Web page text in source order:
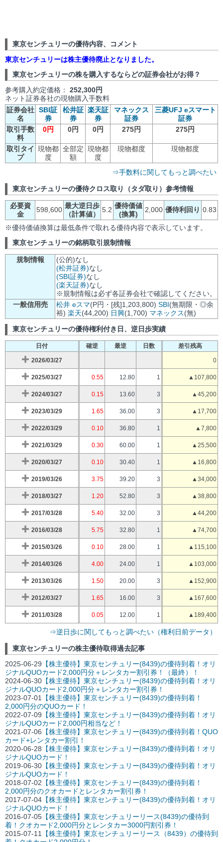
東京センチュリーの優待内容、コメント
東京センチュリーは株主優待廃止となりました。
東京センチュリーの株を購入するならどの証券会社がお得？
参考購入約定価格： 252,300円
ネット証券各社の現物購入手数料
証券会社
名
SBI証
券
松井証
券
楽天証
券
マネックス
証券
三菱UFJ eスマート
証券
取引手数
料
0円 0円 0円 275円 275円
取引タイ
プ
現物都
度
全部定
額
現物都
度
現物都度 現物都度
⇒手数料に関してもっと調べたい
東京センチュリーの優待クロス取り（タダ取り）参考情報
必要資
金
598,600 最大逆日歩
（計算値）
5.2 優待価値
(換算)
2,000 優待利回り 0.83
※優待価値換算は最低条件で取れる優待内容で表示しています。
東京センチュリーの銘柄取引規制情報
規制情報
(公的)なし
(松井証券)なし
(SBI証券)なし
(楽天証券)なし
※規制情報は必ず各証券会社で確認してください。
一般信用売
松井 eスマ(P円・[残]1,203,800) SBI(無期限・◎余
裕) 楽天(44,200) 日興(1,700) マネックス(無)
東京センチュリーの優待権利付き日、逆日歩実績
日付 確逆 最逆 日数 差引残高
2026/03/27 0
2025/03/27 0.55 12.80 1 ▲107,800
2024/03/27 0.15 13.60 3 ▲45,200
2023/03/29 1.65 36.00 3 ▲17,700
2022/03/29 0.10 36.80 1 ▲7,800
2021/03/29 0.30 60.00 1 ▲25,500
2020/03/27 0.10 30.40 1 ▲16,800
2019/03/26 3.75 39.20 3 ▲34,000
2018/03/27 1.20 52.80 3 ▲38,800
2017/03/28 5.40 32.00 3 ▲44,200
2016/03/28 5.75 32.80 1 ▲74,700
2015/03/26 0.10 28.00 1 ▲115,100
2014/03/26 4.00 24.00 1 ▲103,000
2013/03/26 1.50 20.00 3 ▲152,900
2012/03/27 1.65 16.00 3 ▲167,600
2011/03/28 0.05 12.00 1 ▲189,400
⇒逆日歩に関してもっと調べたい（権利日前データ）
東京センチュリーの株主優待取得過去記事
2025-06-29 【株主優待】東京センチュリー(8439)の優待到着！オリ
ジナルQUOカード2,000円分＋レンタカー割引券！（最終）！
2024-06-30 【株主優待】東京センチュリー(8439)の優待到着！オリ
ジナルQUOカード2,000円分＋レンタカー割引券！
2023-07-01
【株主優待】東京センチュリー(8439)の優待到着！
2,000円分のQUOカード！
2022-07-09 【株主優待】東京センチュリー(8439)の優待到着！オリ
ジナルQUOカード2,000円相当など！
2021-07-06 【株主優待】東京センチュリー(8439)の優待到着！QUO
カード+レンタカー割引！
2020-06-28 【株主優待】東京センチュリー(8439)の優待到着！オリ
ジナルQUOカード！
2019-06-30 【株主優待】東京センチュリー(8439)の優待到着！オリ
ジナルQUOカード！
2018-07-02 【株主優待】東京センチュリー(8439)の優待到着！
2,000円分のクオカードとレンタカー割引券！
2017-07-04 【株主優待】東京センチュリー(8439)の優待到着！オリ
ジナルQUOカード！
2016-07-05 【株主優待】東京センチュリーリース(8439)の優待到
着！クオカード2,000円分とレンタカー3000円割引券！
2015-07-11
【株主優待】東京センチュリーリース（8439）の優待到